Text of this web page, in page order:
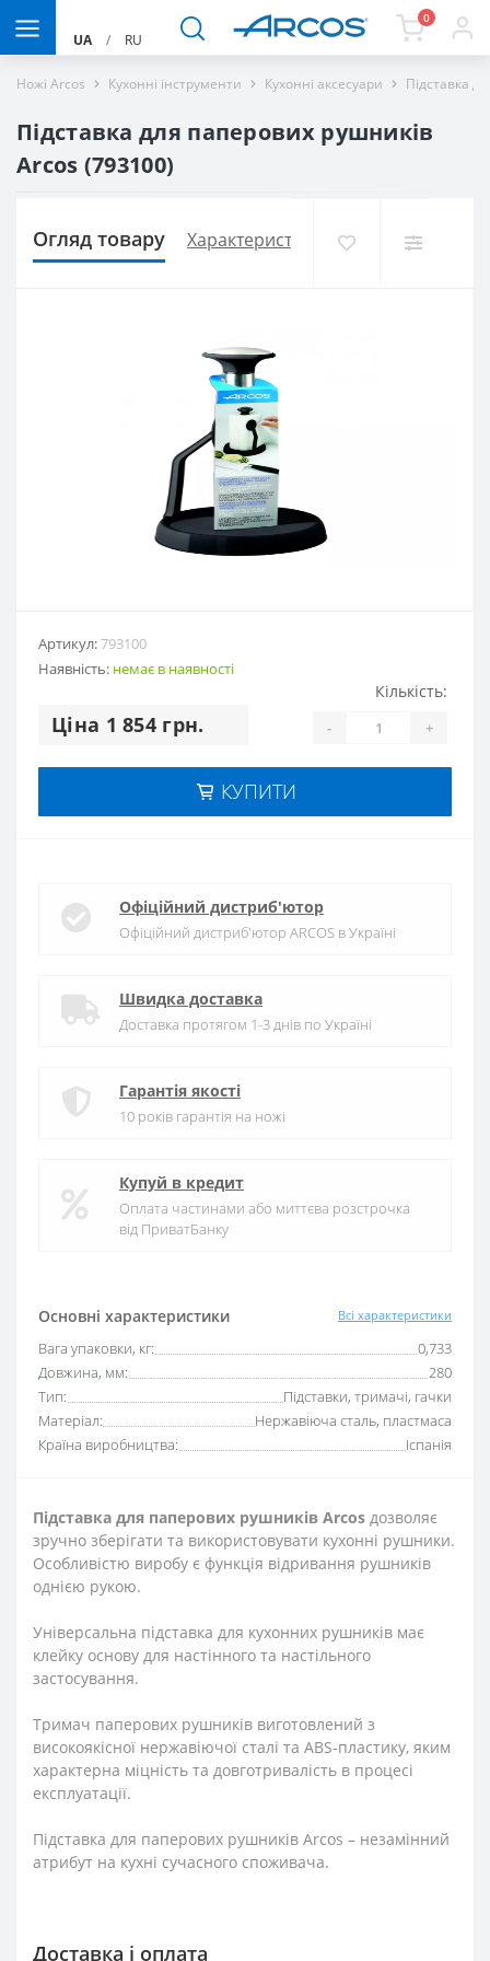
UA / RU
0
Ножі Arcos Кухонні інструменти Кухонні аксесуари Підставка
Підставка для паперових рушників
Arcos (793100)
Огляд товару Характеристики Доставка і
Артикул:793100
Наявність: немає в наявностi
Цiна 1 854 грн.
Кількість:
- +
КУПИТИ
Основні характеристики Всі характеристики
Вага упаковки, кг:
0,733
Довжина, мм:
280
Тип:
Підставки, тримачі, гачки
Матеріал:
Нержавіюча сталь, пластмаса
Країна виробництва:
Іспанія
Офіційний дистриб'ютор
Офіційний дистриб'ютор ARCOS в Україні
Швидка доставка
Доставка протягом 1-3 днів по Україні
Гарантія якості
10 років гарантія на ножі
Купуй в кредит
Оплата частинами або миттєва розстрочка
від ПриватБанку
Підставка для паперових рушників Arcos дозволяє
зручно зберігати та використовувати кухонні рушники.
Особливістю виробу є функція відривання рушників
однією рукою.
Універсальна підставка для кухонних рушників має
клейку основу для настінного та настільного
застосування.
Тримач паперових рушників виготовлений з
високоякісної нержавіючої сталі та ABS-пластику, яким
характерна міцність та довготривалість в процесі
експлуатації.
Підставка для паперових рушників Arcos – незамінний
атрибут на кухні сучасного споживача.
Доставка і оплата